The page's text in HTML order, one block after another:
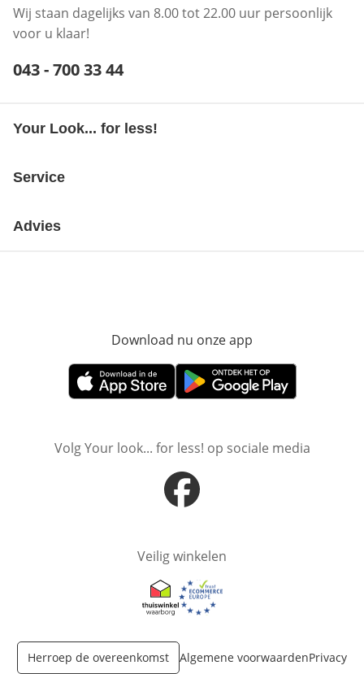
Wij staan dagelijks van 8.00 tot 22.00 uur persoonlijk
voor u klaar!
Telefoonnummer:
043 - 700 33 44
Your Look... for less!
Service
Advies
Download nu onze app
Opent in nieuw vensterOpent in nieuw venster
Volg Your look... for less! op sociale media
Opent in nieuw venster
Veilig winkelen
Opent in nieuw venster
Opent in nieuw venster
Herroep de overeenkomst Algemene voorwaardenPrivacy